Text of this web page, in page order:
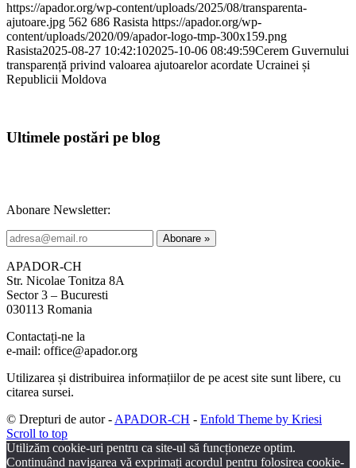
https://apador.org/wp-content/uploads/2025/08/transparenta-
ajutoare.jpg 562 686 Rasista https://apador.org/wp-
content/uploads/2020/09/apador-logo-tmp-300x159.png
Rasista2025-08-27 10:42:102025-10-06 08:49:59Cerem Guvernului
transparență privind valoarea ajutoarelor acordate Ucrainei și
Republicii Moldova
Ultimele postări pe blog
Abonare Newsletter:
APADOR-CH
Str. Nicolae Tonitza 8A
Sector 3 – Bucuresti
030113 Romania
Contactați-ne la
e-mail: office@apador.org
Utilizarea și distribuirea informațiilor de pe acest site sunt libere, cu
citarea sursei.
© Drepturi de autor - APADOR-CH - Enfold Theme by Kriesi
Scroll to top
Utilizăm cookie-uri pentru ca site-ul să funcționeze optim.
Continuând navigarea vă exprimați acordul pentru folosirea cookie-